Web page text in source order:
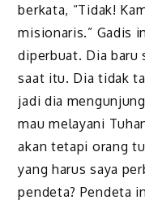
berkata, “Tidak!
misionaris.” Gadis
diperbuat. Dia baru
saat itu. Dia tidak
jadi dia
mau melayani
akan tetapi orang
yang harus saya
pendeta? Pendeta